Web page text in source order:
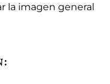
la imagen general